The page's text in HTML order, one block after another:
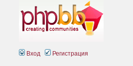
Вход Регистрация